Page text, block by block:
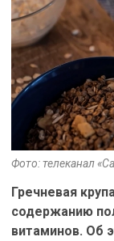
Фото: телеканал
Гречневая
содержанию
витаминов. Об